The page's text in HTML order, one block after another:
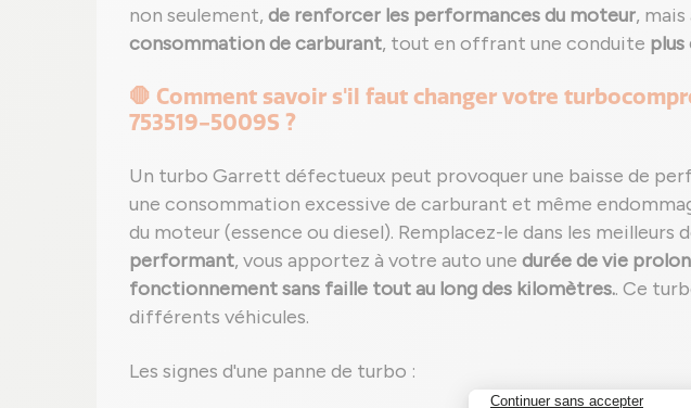
non seulement, de renforcer les performances du moteur, mais
consommation de carburant, tout en offrant une conduite
🛑 Comment savoir s'il faut changer votre
753519-5009S ?
Un turbo Garrett défectueux peut provoquer une baisse de
une consommation excessive de carburant et même
du moteur (essence ou diesel). Remplacez-le dans les meilleurs
performant, vous apportez à votre auto une durée de vie
fonctionnement sans faille tout au long des kilomètres.. Ce
différents véhicules.
Les signes d'une panne de turbo :